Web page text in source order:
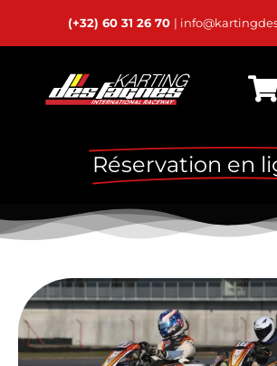
(+32) 60 31 26 70 |
Live Timing
Horaires
Location
Karts Privés
Réservation en